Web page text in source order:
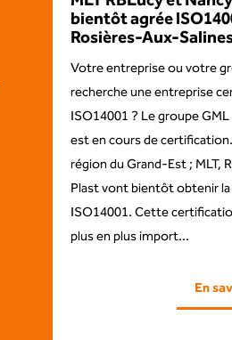
bientôt agrée
Rosières-Aux-
Votre entreprise ou votre
recherche une entreprise
ISO14001 ? Le groupe
est en cours de
région du Grand-Est ; MLT,
Plast vont bientôt obtenir
ISO14001. Cette
plus en plus import...
En